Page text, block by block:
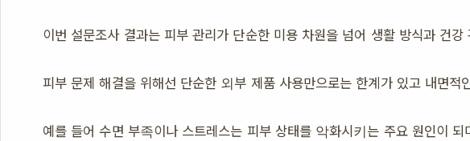
이번 설문조사 결과는 피부 관리가 단순한 미용 차원을 넘어 생활 방식과 건
피부 문제 해결을 위해선 단순한 외부 제품 사용만으로는 한계가 있고 내면
예를 들어 수면 부족이나 스트레스는 피부 상태를 악화시키는 주요 원인이